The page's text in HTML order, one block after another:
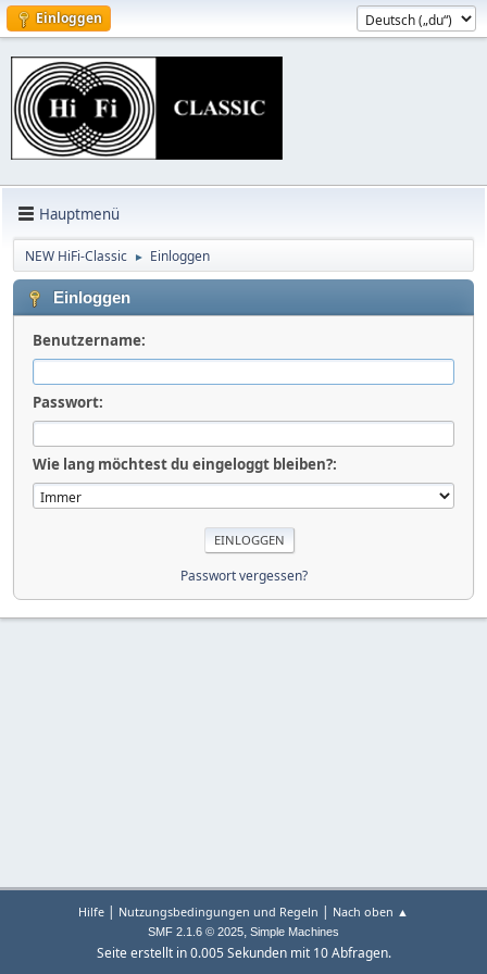
Einloggen
Hauptmenü
NEW HiFi-Classic ► Einloggen
Einloggen
Benutzername:
Passwort:
Wie lang möchtest du eingeloggt bleiben?:
Passwort vergessen?
Hilfe | Nutzungsbedingungen und Regeln | Nach oben ▲
SMF 2.1.6 © 2025, Simple Machines
Seite erstellt in 0.005 Sekunden mit 10 Abfragen.